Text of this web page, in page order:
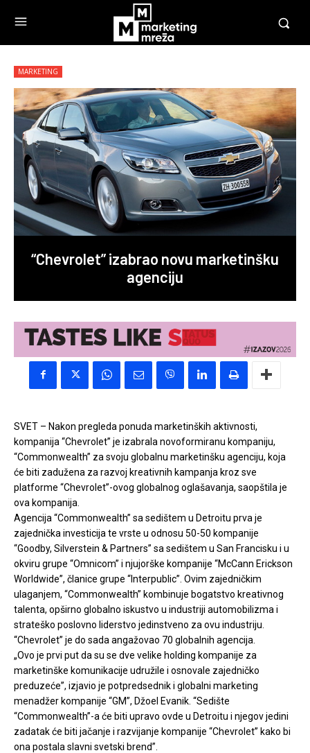
MARKETING
“Chevrolet” izabrao novu marketinšku
agenciju
SVET – Nakon pregleda ponuda marketinških aktivnosti,
kompanija “Chevrolet” je izabrala novoformiranu kompaniju,
“Commonwealth” za svoju globalnu marketinšku agenciju, koja
će biti zadužena za razvoj kreativnih kampanja kroz sve
platforme “Chevrolet”-ovog globalnog oglašavanja, saopštila je
ova kompanija.
Agencija “Commonwealth” sa sedištem u Detroitu prva je
zajednička investicija te vrste u odnosu 50-50 kompanije
“Goodby, Silverstein & Partners” sa sedištem u San Francisku i u
okviru grupe “Omnicom” i njujorške kompanije “McCann Erickson
Worldwide”, članice grupe “Interpublic”. Ovim zajedničkim
ulaganjem, “Commonwealth” kombinuje bogatstvo kreativnog
talenta, opširno globalno iskustvo u industriji automobilizma i
strateško poslovno liderstvo jedinstveno za ovu industriju.
“Chevrolet” je do sada angažovao 70 globalnih agencija.
„Ovo je prvi put da su se dve velike holding kompanije za
marketinške komunikacije udružile i osnovale zajedničko
preduzeće”, izjavio je potpredsednik i globalni marketing
menadžer kompanije “GM”, Džoel Evanik. “Sedište
“Commonwealth”-a će biti upravo ovde u Detroitu i njegov jedini
zadatak će biti jačanje i razvijanje kompanije “Chevrolet” kako bi
ona postala slavni svetski brend”.